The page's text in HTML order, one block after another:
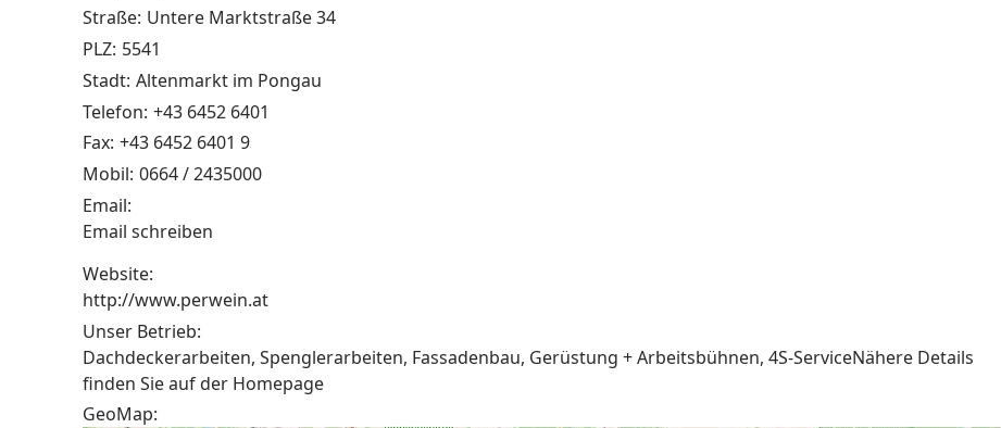
Straße: Untere Marktstraße 34
PLZ: 5541
Stadt: Altenmarkt im Pongau
Telefon: +43 6452 6401
Fax: +43 6452 6401 9
Mobil: 0664 / 2435000
Email:
Email schreiben
Website:
http://www.perwein.at
Unser Betrieb:
Dachdeckerarbeiten, Spenglerarbeiten, Fassadenbau, Gerüstung + Arbeitsbühnen, 4S-ServiceNähere Details
finden Sie auf der Homepage
GeoMap: